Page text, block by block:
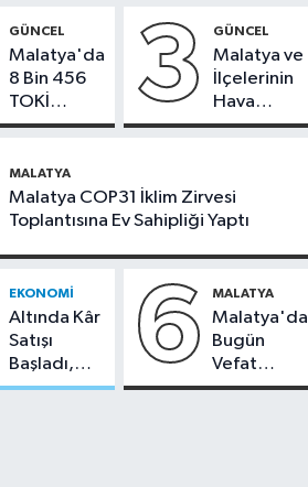
GÜNCEL
Malatya'da
8 Bin 456
TOKİ
Konutunun
Bugün
Çekiliyor
3 GÜNCEL
Malatya ve
İlçelerinin
Hava
Durumu -
2026
MALATYA
Malatya COP31 İklim Zirvesi
Toplantısına Ev Sahipliği Yaptı
EKONOMI
Altında Kâr
Satışı
Başladı,
Malatya'da
6 MALATYA
Malatya'da
Bugün
Vefat
Edenler -